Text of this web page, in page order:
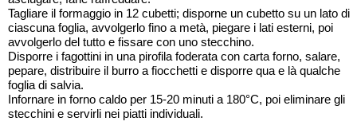
Tagliare il formaggio in 12 cubetti; disporne un cubetto su un lato di
ciascuna foglia, avvolgerlo fino a metà, piegare i lati esterni, poi
avvolgerlo del tutto e fissare con uno stecchino.
Disporre i fagottini in una pirofila foderata con carta forno, salare,
pepare, distribuire il burro a fiocchetti e disporre qua e là qualche
foglia di salvia.
Infornare in forno caldo per 15-20 minuti a 180°C, poi eliminare gli
stecchini e servirli nei piatti individuali.